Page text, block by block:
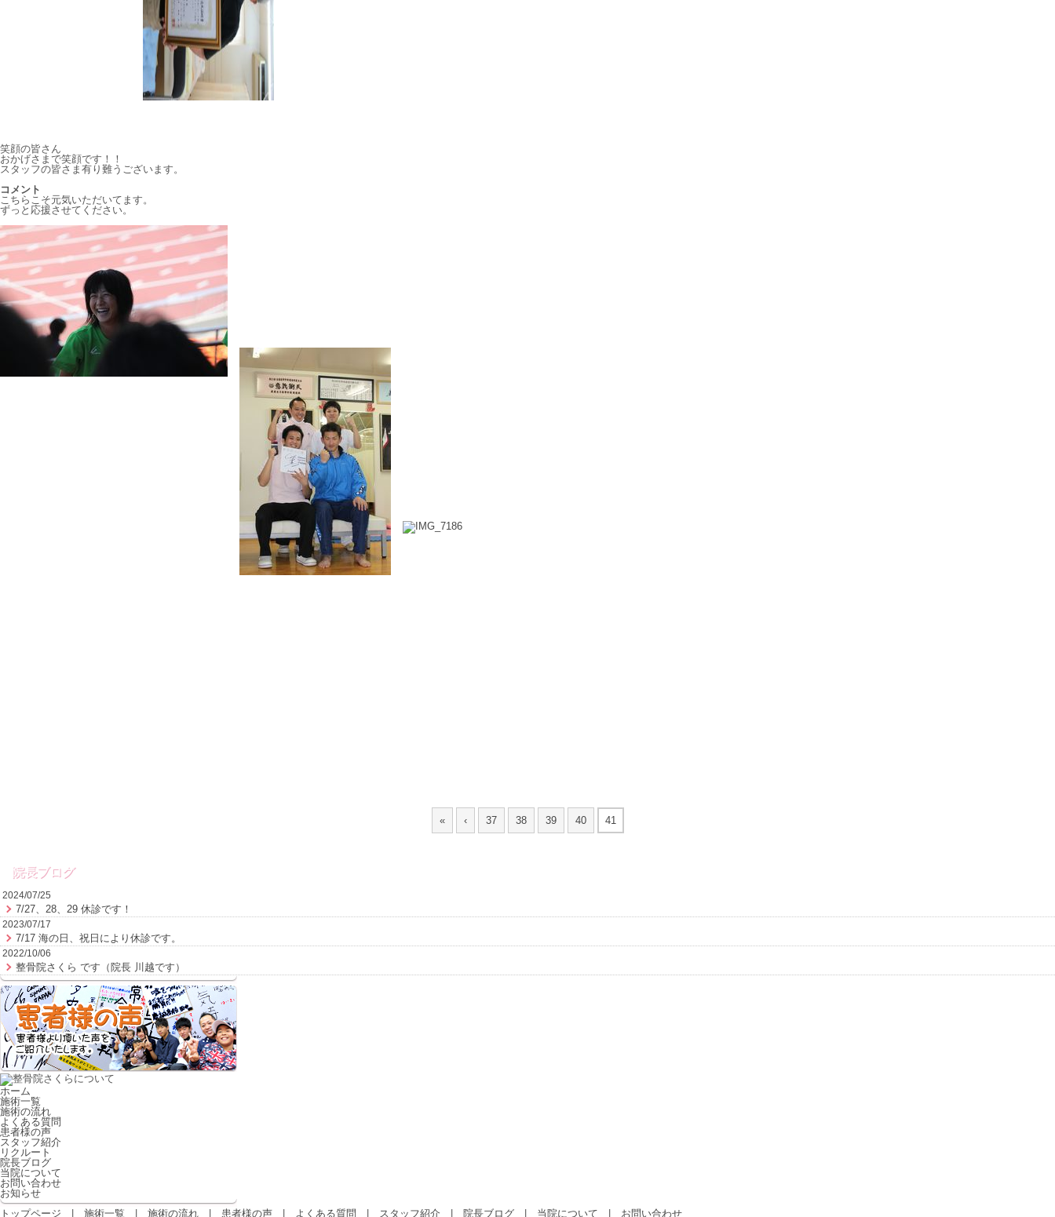
笑顔の皆さん
おかげさまで笑顔です！！
スタッフの皆さま有り難うございます。
コメント
こちらこそ元気いただいてます。
ずっと応援させてください。
« ‹ 37 38 39 40 41
院長ブログ
2024/07/25
7/27、28、29 休診です！
2023/07/17
7/17 海の日、祝日により休診です。
2022/10/06
整骨院さくら です（院長 川越です）
ホーム
施術一覧
施術の流れ
よくある質問
患者様の声
スタッフ紹介
リクルート
院長ブログ
当院について
お問い合わせ
お知らせ
トップページ
施術一覧 施術の流れ 患者様の声 よくある質問 スタッフ紹介 院長ブログ 当院について お問い合わせ